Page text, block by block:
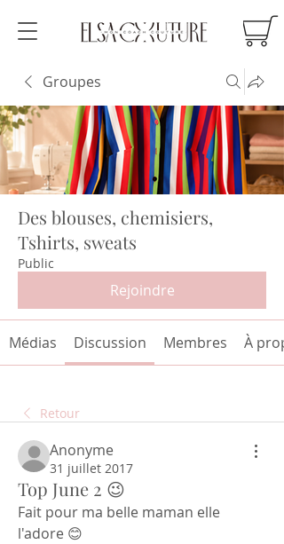
Groupes
Des blouses, chemisiers,
Tshirts, sweats
Public
Rejoindre
Médias Discussion Membres À
Retour
Anonyme
31 juillet 2017
Top June 2 😉
Fait pour ma belle maman elle
l'adore 😊